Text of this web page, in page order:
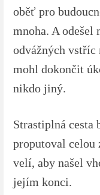
oběť pro
mnoha. A odešel
odvážných vstříc
mohl dokončit
nikdo jiný.
Strastiplná cesta
proputoval celou
velí, aby našel
jejím konci.